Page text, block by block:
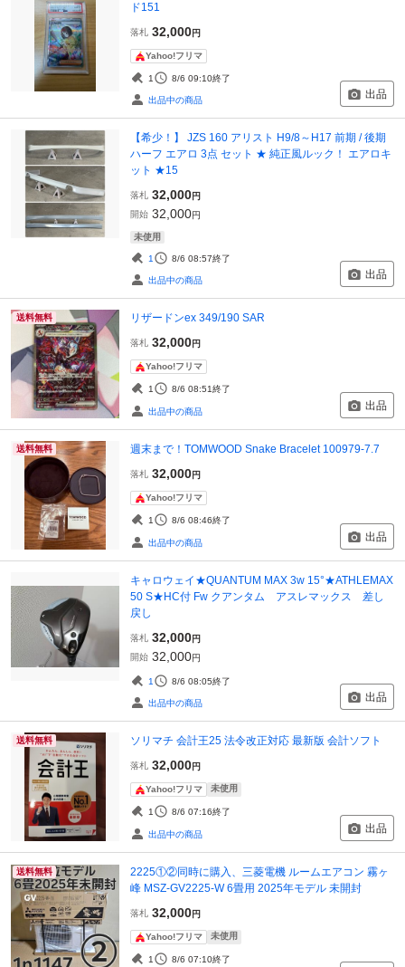
ド151
落札 32,000円
Yahoo!フリマ
1 8/6 09:10終了
出品中の商品 出品
【希少！】 JZS 160 アリスト H9/8～H17 前期 / 後期
ハーフ エアロ 3点 セット ★ 純正風ルック！ エアロキ
ット ★15
落札 32,000円
開始 32,000円
未使用
1 8/6 08:57終了
出品中の商品 出品
送料無料 リザードンex 349/190 SAR
落札 32,000円
Yahoo!フリマ
1 8/6 08:51終了
出品中の商品 出品
送料無料 週末まで！TOMWOOD Snake Bracelet 100979-7.7
落札 32,000円
Yahoo!フリマ
1 8/6 08:46終了
出品中の商品 出品
キャロウェイ★QUANTUM MAX 3w 15°★ATHLEMAX
50 S★HC付 Fw クアンタム アスレマックス 差し
戻し
落札 32,000円
開始 32,000円
1 8/6 08:05終了
出品中の商品 出品
送料無料 ソリマチ 会計王25 法令改正対応 最新版 会計ソフト
落札 32,000円
Yahoo!フリマ 未使用
1 8/6 07:16終了
出品中の商品 出品
送料無料
2225①②同時に購入、三菱電機 ルームエアコン 霧ヶ
峰 MSZ-GV2225-W 6畳用 2025年モデル 未開封
落札 32,000円
Yahoo!フリマ 未使用
1 8/6 07:10終了